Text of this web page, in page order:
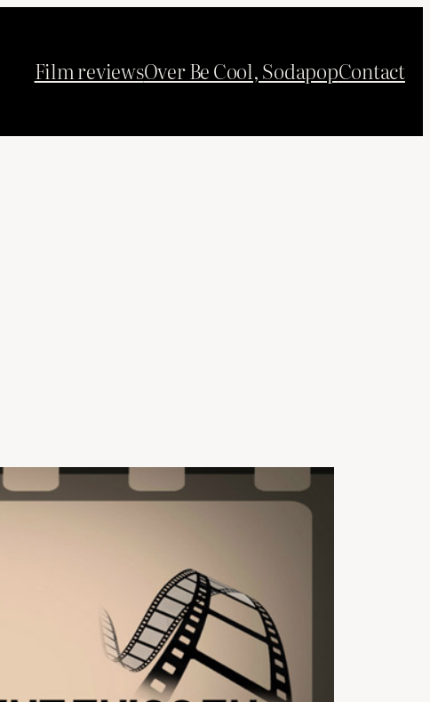
Film reviewsOver Be Cool, SodapopContact